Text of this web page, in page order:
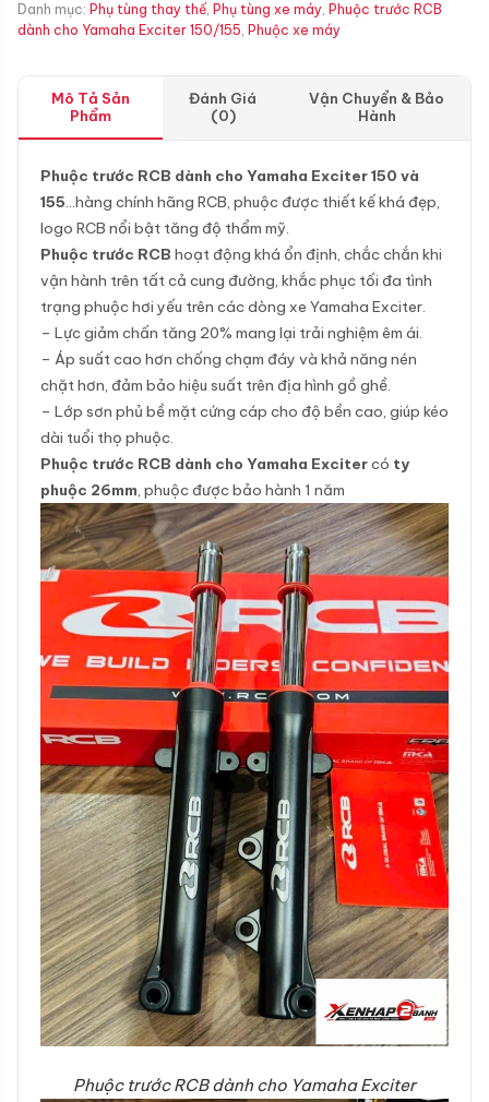
Danh mục: Phụ tùng thay thế, Phụ tùng xe máy, Phuộc trước RCB
dành cho Yamaha Exciter 150/155, Phuộc xe máy
Mô Tả Sản
Phẩm
Đánh Giá
(0)
Vận Chuyển & Bảo
Hành
Phuộc trước RCB dành cho Yamaha Exciter 150 và
155…hàng chính hãng RCB, phuộc được thiết kế khá đẹp,
logo RCB nổi bật tăng độ thẩm mỹ.
Phuộc trước RCB hoạt động khá ổn định, chắc chắn khi
vận hành trên tất cả cung đường, khắc phục tối đa tình
trạng phuộc hơi yếu trên các dòng xe Yamaha Exciter.
– Lực giảm chấn tăng 20% mang lại trải nghiệm êm ái.
– Áp suất cao hơn chống chạm đáy và khả năng nén
chặt hơn, đảm bảo hiệu suất trên địa hình gồ ghề.
– Lớp sơn phủ bề mặt cứng cáp cho độ bền cao, giúp kéo
dài tuổi thọ phuộc.
Phuộc trước RCB dành cho Yamaha Excitercó ty
phuộc 26mm, phuộc được bảo hành 1 năm
Phuộc trước RCB dành cho Yamaha Exciter